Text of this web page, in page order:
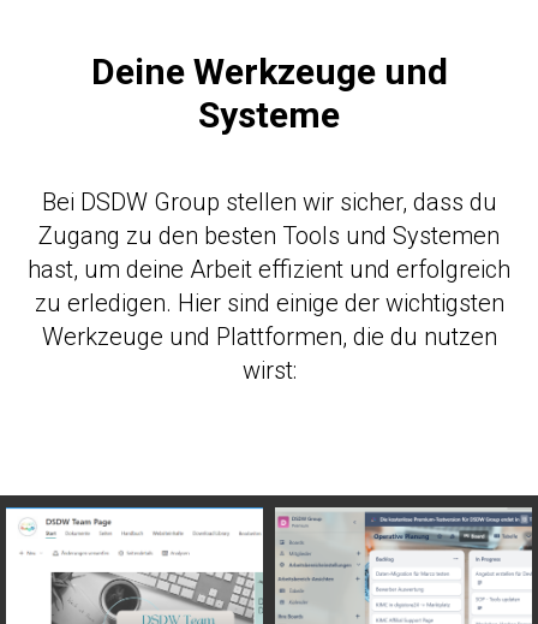
Deine Werkzeuge und
Systeme
Bei DSDW Group stellen wir sicher, dass du
Zugang zu den besten Tools und Systemen
hast, um deine Arbeit effizient und erfolgreich
zu erledigen. Hier sind einige der wichtigsten
Werkzeuge und Plattformen, die du nutzen
wirst: